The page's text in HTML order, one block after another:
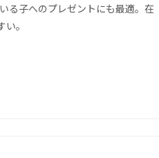
る子へのプレゼントにも最適。在
。